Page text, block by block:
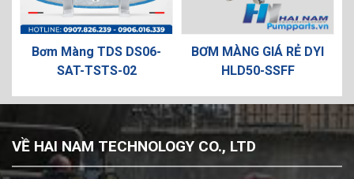
Màng TDS DS06-
SAT-TSTS-02
BƠM MÀNG GIÁ RẺ DYI
HLD50-SSFF
VỀ HAI NAM TECHNOLOGY CO., LTD